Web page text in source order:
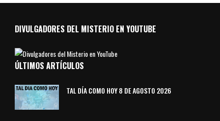
DIVULGADORES DEL MISTERIO EN YOUTUBE
ÚLTIMOS ARTÍCULOS
TAL DÍA COMO HOY 8 DE AGOSTO 2026